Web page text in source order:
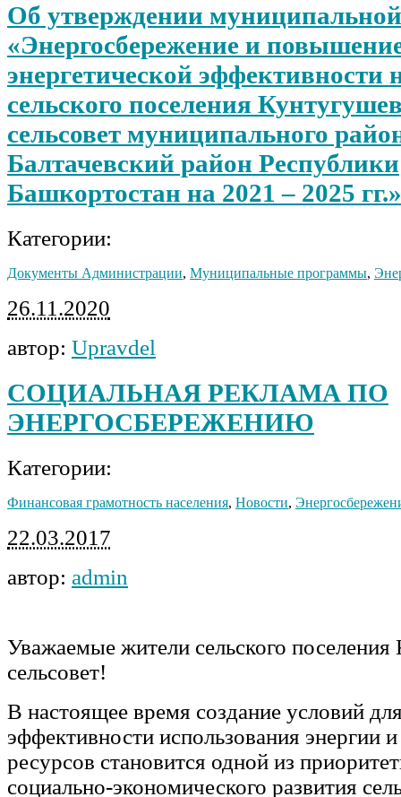
Об утверждении
«Энергосбережение и
энергетической эффективности
сельского поселения
сельсовет муниципального
Балтачевский район Республики
Башкортостан на 2021 – 2025 гг.»
Категории:
Документы Администрации, Муниципальные программы,
26.11.2020
автор: Upravdel
СОЦИАЛЬНАЯ РЕКЛАМА ПО
ЭНЕРГОСБЕРЕЖЕНИЮ
Категории:
Финансовая грамотность населения, Новости,
22.03.2017
автор: admin
Уважаемые жители сельского
сельсовет!
В настоящее время создание условий
эффективности использования энергии
ресурсов становится одной из
социально-экономического развития